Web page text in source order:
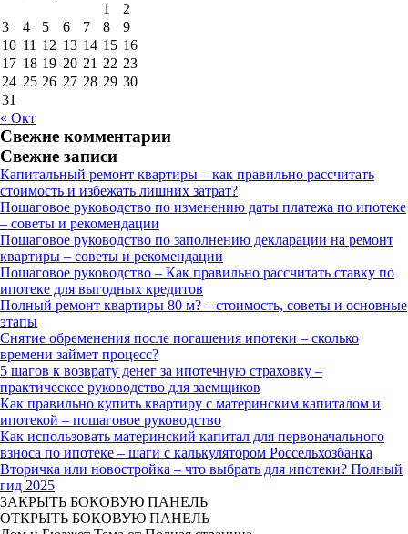
1
2
3
4 5 6 7 8
9
10 11 12 13 14 15 16
17 18 19 20 21 22 23
24 25 26 27 28 29 30
31
« Окт
Свежие комментарии
Свежие записи
Капитальный ремонт квартиры – как правильно рассчитать
стоимость и избежать лишних затрат?
Пошаговое руководство по изменению даты платежа по ипотеке
– советы и рекомендации
Пошаговое руководство по заполнению декларации на ремонт
квартиры – советы и рекомендации
Пошаговое руководство – Как правильно рассчитать ставку по
ипотеке для выгодных кредитов
Полный ремонт квартиры 80 м? – стоимость, советы и основные
этапы
Снятие обременения после погашения ипотеки – сколько
времени займет процесс?
5 шагов к возврату денег за ипотечную страховку –
практическое руководство для заемщиков
Как правильно купить квартиру с материнским капиталом и
ипотекой – пошаговое руководство
Как использовать материнский капитал для первоначального
взноса по ипотеке – шаги с калькулятором Россельхозбанка
Вторичка или новостройка – что выбрать для ипотеки? Полный
гид 2025
ЗАКРЫТЬ БОКОВУЮ ПАНЕЛЬ
ОТКРЫТЬ БОКОВУЮ ПАНЕЛЬ